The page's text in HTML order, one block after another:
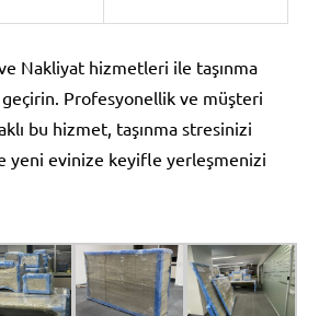
Nakliyat hizmetleri ile taşınma
Profesyonellik ve müşteri
bu hizmet, taşınma stresinizi
yeni evinize keyifle yerleşmenizi